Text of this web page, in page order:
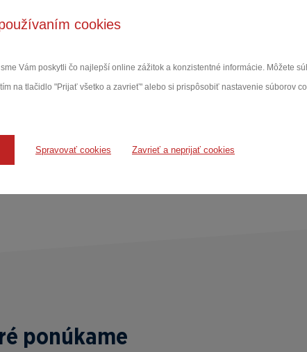
cookies
Vám poskytli čo najlepší online zážitok a konzistentné informácie. Môžete
na tlačidlo "Prijať všetko a zavrieť" alebo si prispôsobiť nastavenie súborov
Spravovať cookies Zavrieť a neprijať cookies
výkon existujúcich modelov s vysokonapäťovou ochranou
riešenie pre náročné testovacie a vývojové aplikácie.
alebo konfiguráciu na mieru nás neváhajte
ponúkame